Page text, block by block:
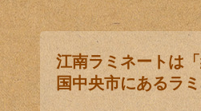
江南ラミネートは
国中央市にあるラ